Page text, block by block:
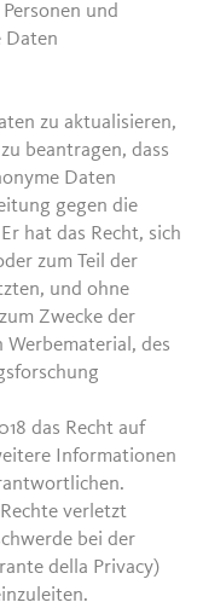
und
Daten
zu aktualisieren,
beantragen, dass
Daten
gegen die
hat das Recht, sich
zum Teil der
und ohne
Zwecke der
Werbematerial, des
das Recht auf
Informationen
verletzt
bei der
della Privacy)